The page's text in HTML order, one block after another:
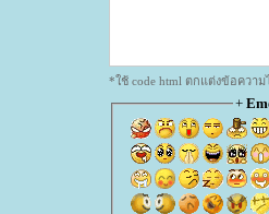
*ใช้ code html ตกแต่งข้อควา
+